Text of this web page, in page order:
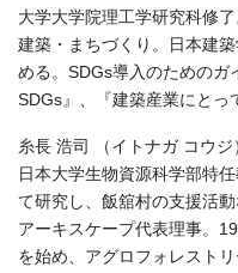
大学大学院理工学研究科修
建築・まちづくり。日本建
める。SDGs導入のためのガ
SDGs』、『建築産業にとっ
糸長 浩司 （イトナガ コウジ
日本大学生物資源科学部特
て研究し、飯舘村の支援活
アーキスケープ代表理事。
を始め、アグロフォレスト